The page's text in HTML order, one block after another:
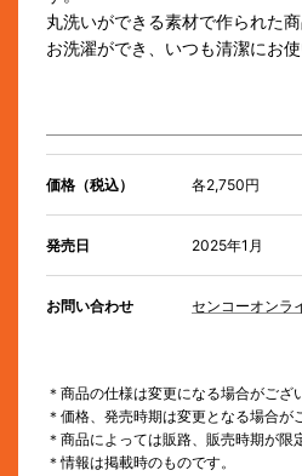
丸洗いができる素材で作られた
お洗濯ができ、いつも清潔にお使
価格（税込） 各2,750円
発売日 2025年1月
お問い合わせ センコーオンラ
＊商品の仕様は変更になる場合がござ
＊価格、発売時期は変更となる場合が
＊商品によっては販路、販売時期が限
＊情報は掲載時のものです。